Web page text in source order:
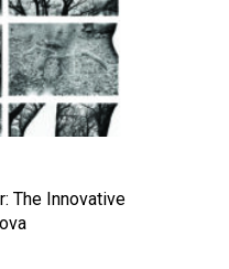
The Innovative